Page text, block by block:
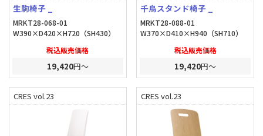
生駒椅子 _
MRKT28-068-01
W390×D420×H720（SH430）
税込販売価格
19,420円～
千鳥スタンド椅子 _
MRKT28-088-01
W370×D410×H940（SH710）
税込販売価格
19,420円～
CRES vol.23 CRES vol.23